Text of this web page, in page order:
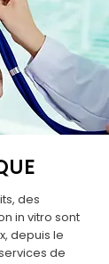
des
in vitro sont
depuis le
de